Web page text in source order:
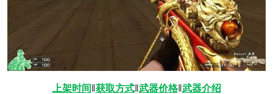
上架时间 获取方式‖ 武器价格‖ 武器介绍